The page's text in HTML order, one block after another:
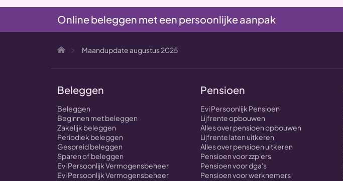
Online beleggen met een persoonlijke aanpak
Maandupdate augustus 2025
Beleggen
Beleggen
Beginnen met beleggen
Zakelijk beleggen
Periodiek beleggen
Gespreid beleggen
Sparen of beleggen
Evi Persoonlijk Vermogensbeheer
Evi Persoonlijk Vermogensbeheer
Pensioen
Evi Persoonlijk Pensioen
Lijfrente opbouwen
Alles over pensioen opbouwen
Lijfrente laten uitkeren
Alles over pensioen uitkeren
Pensioen voor zzp'ers
Pensioen voor dga's
Pensioen voor werknemers